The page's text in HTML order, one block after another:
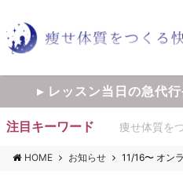
▸ レッスン当日の急代
注目キーワード 痩せ体質を
HOME お知らせ 11/16〜 オン